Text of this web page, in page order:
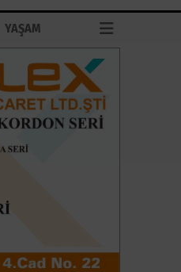
YAŞAM